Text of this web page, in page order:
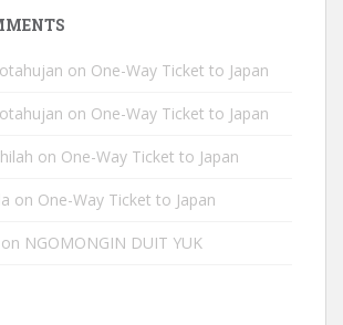
on One-Way Ticket to Japan
on One-Way Ticket to Japan
on One-Way Ticket to Japan
on One-Way Ticket to Japan
on NGOMONGIN DUIT YUK